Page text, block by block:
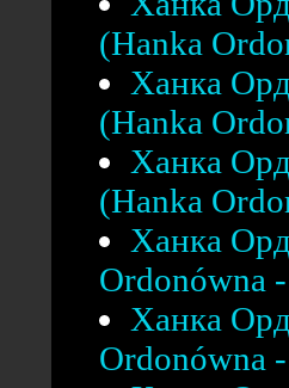
(Hanka
Ханка
(Hanka
Ханка
(Hanka
Ханка
Ordonówna
Ханка
Ordonówna